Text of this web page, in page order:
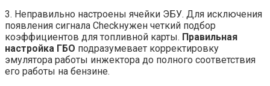
3. Неправильно настроены ячейки ЭБУ. Для исключения
появления сигнала Checkнужен четкий подбор
коэффициентов для топливной карты. Правильная
настройка ГБО подразумевает корректировку
эмулятора работы инжектора до полного соответствия
его работы на бензине.